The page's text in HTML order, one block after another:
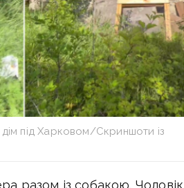
під Харковом/Скриншоти із
разом із собакою. Чоловік